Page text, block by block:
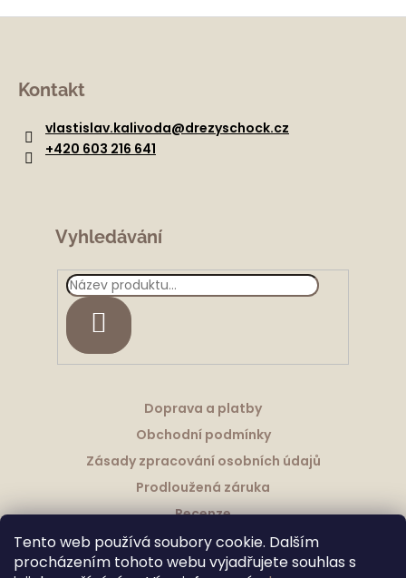
Tento web používá soubory cookie. Dalším
procházením tohoto webu vyjadřujete souhlas s
Kontakt
vlastislav.kalivoda@drezyschock.cz
+420 603 216 641
Vyhledávání
HLEDAT
Doprava a platby
Obchodní podmínky
Zásady zpracování osobních údajů
Prodloužená záruka
Recenze